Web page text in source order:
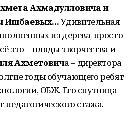
Ахмадулловича и
Ишбаевых...Удивительная
из дерева, просто
это – плоды творчества и
Ахметовича – директора
годы обучающего ребят
ОБЖ. Его спутница
педагогического стажа.